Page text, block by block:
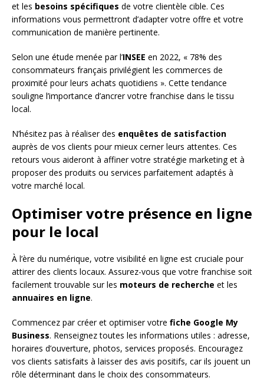
et les besoins spécifiques de votre clientèle cible. Ces
informations vous permettront d’adapter votre offre et votre
communication de manière pertinente.
Selon une étude menée par l’INSEE en 2022, « 78% des
consommateurs français privilégient les commerces de
proximité pour leurs achats quotidiens ». Cette tendance
souligne l’importance d’ancrer votre franchise dans le tissu
local.
N’hésitez pas à réaliser des enquêtes de satisfaction
auprès de vos clients pour mieux cerner leurs attentes. Ces
retours vous aideront à affiner votre stratégie marketing et à
proposer des produits ou services parfaitement adaptés à
votre marché local.
Optimiser votre présence en ligne
pour le local
À l’ère du numérique, votre visibilité en ligne est cruciale pour
attirer des clients locaux. Assurez-vous que votre franchise soit
facilement trouvable sur les moteurs de recherche et les
annuaires en ligne.
Commencez par créer et optimiser votre fiche Google My
Business. Renseignez toutes les informations utiles : adresse,
horaires d’ouverture, photos, services proposés. Encouragez
vos clients satisfaits à laisser des avis positifs, car ils jouent un
rôle déterminant dans le choix des consommateurs.